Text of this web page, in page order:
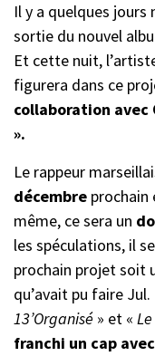
Il y a quelques jours
sortie du nouvel
Et cette nuit,
figurera dans ce
collaboration avec
».
Le rappeur
décembre prochain
même, ce sera un
les spéculations, il
prochain projet soit
qu’avait pu faire
13’Organisé » et «
franchi un cap